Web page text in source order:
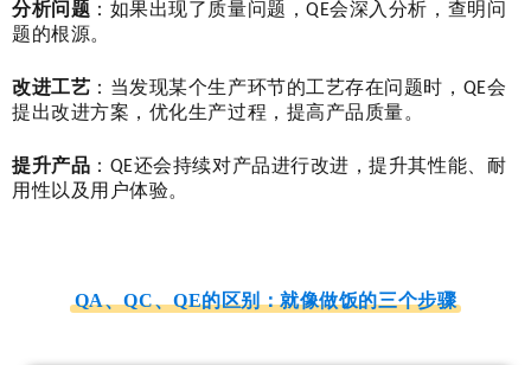
分析问题 ：如果出现了质量问题，QE会深入分析，查明问
题的根源。
改进工艺 ：当发现某个生产环节的工艺存在问题时，QE会
提出改进方案，优化生产过程，提高产品质量。
提升产品 ：QE还会持续对产品进行改进，提升其性能、耐
用性以及用户体验。
QA、QC、QE的区别：就像做饭的三个步骤